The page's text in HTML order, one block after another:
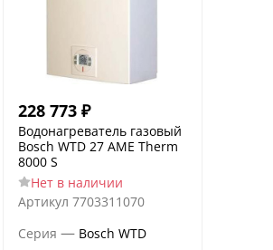
228 773 ₽
Водонагреватель газовый
Bosch WTD 27 AME Therm
8000 S
Нет в наличии
Артикул 7703311070
Серия — Bosch WTD